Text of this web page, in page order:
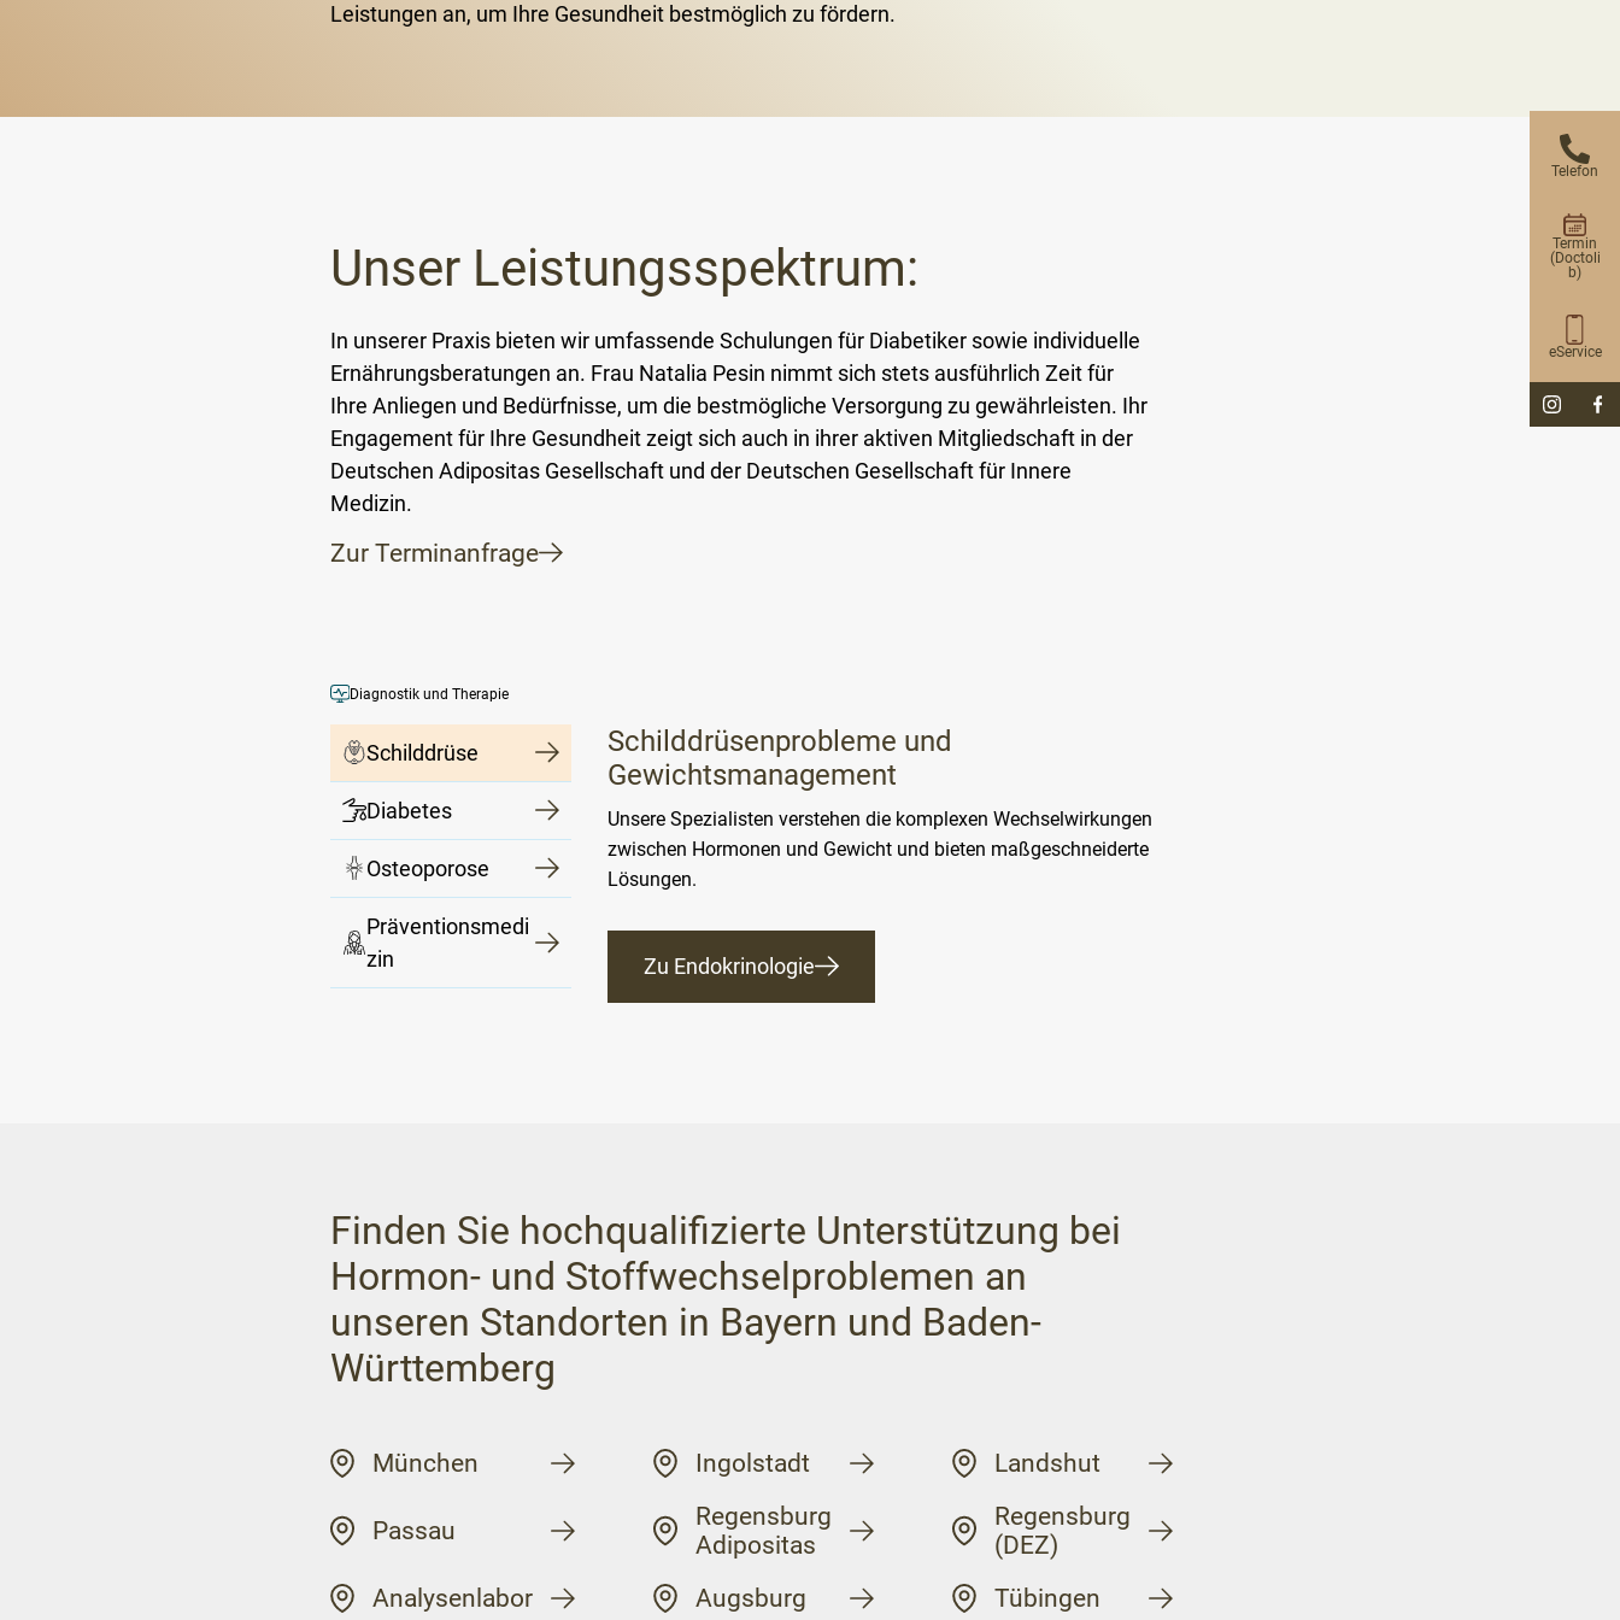
Telefon
Termin
(Doctoli
b)
eService
Leistungen an, um Ihre Gesundheit bestmöglich zu fördern.
Unser Leistungsspektrum:
In unserer Praxis bieten wir umfassende Schulungen für Diabetiker sowie individuelle
Ernährungsberatungen an. Frau Natalia Pesin nimmt sich stets ausführlich Zeit für
Ihre Anliegen und Bedürfnisse, um die bestmögliche Versorgung zu gewährleisten. Ihr
Engagement für Ihre Gesundheit zeigt sich auch in ihrer aktiven Mitgliedschaft in der
Deutschen Adipositas Gesellschaft und der Deutschen Gesellschaft für Innere
Medizin.
Zur Terminanfrage
Diagnostik und Therapie
Schilddrüse
Diabetes
Osteoporose
Präventionsmedi
zin
Schilddrüsenprobleme und
Gewichtsmanagement
Unsere Spezialisten verstehen die komplexen Wechselwirkungen
zwischen Hormonen und Gewicht und bieten maßgeschneiderte
Lösungen.
Zu Endokrinologie
Finden Sie hochqualifizierte Unterstützung bei
Hormon- und Stoffwechselproblemen an
unseren Standorten in Bayern und Baden-
Württemberg
München Ingolstadt Landshut
Passau
Regensburg
Adipositas
Regensburg
(DEZ)
Analysenlabor
Augsburg Tübingen